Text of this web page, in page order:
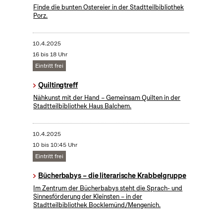
Finde die bunten Ostereier in der Stadtteilbibliothek
Porz.
10.4.2025
16 bis 18 Uhr
Eintritt frei
Quiltingtreff
Nähkunst mit der Hand – Gemeinsam Quilten in der
Stadtteilbibliothek Haus Balchem.
10.4.2025
10 bis 10:45 Uhr
Eintritt frei
Bücherbabys – die literarische Krabbelgruppe
Im Zentrum der Bücherbabys steht die Sprach- und
Sinnesförderung der Kleinsten – in der
Stadtteilbibliothek Bocklemünd/Mengenich.